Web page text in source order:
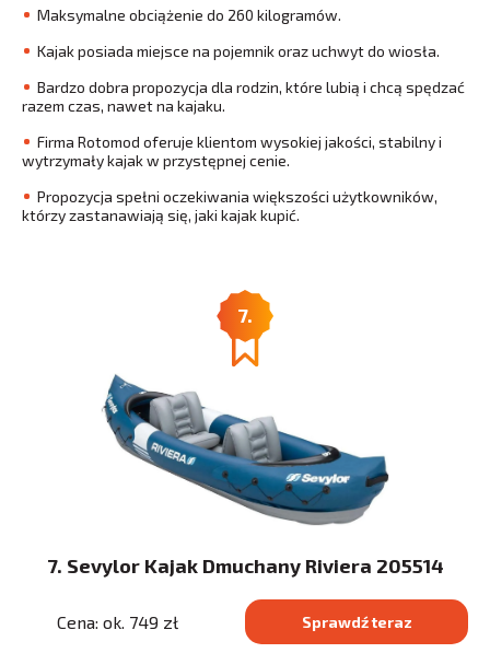
Maksymalne obciążenie do 260 kilogramów.
Kajak posiada miejsce na pojemnik oraz uchwyt do wiosła.
Bardzo dobra propozycja dla rodzin, które lubią i chcą spędzać
razem czas, nawet na kajaku.
Firma Rotomod oferuje klientom wysokiej jakości, stabilny i
wytrzymały kajak w przystępnej cenie.
Propozycja spełni oczekiwania większości użytkowników,
którzy zastanawiają się, jaki kajak kupić.
7.
7. Sevylor Kajak Dmuchany Riviera 205514
Cena: ok. 749 zł Sprawdź teraz